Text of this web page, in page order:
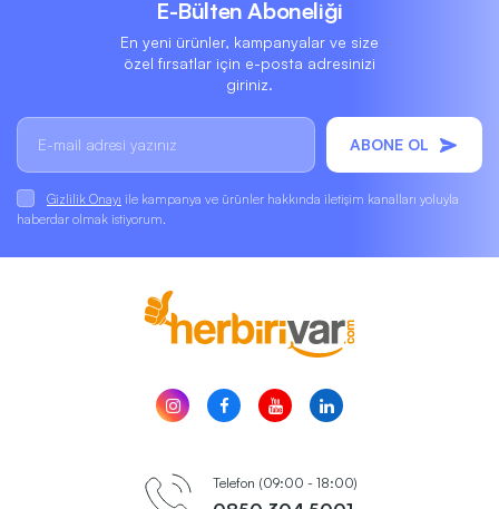
E-Bülten Aboneliği
En yeni ürünler, kampanyalar ve size
özel fırsatlar için e-posta adresinizi
giriniz.
ABONE OL
Gizlilik Onayı ile kampanya ve ürünler hakkında iletişim kanalları yoluyla
haberdar olmak istiyorum.
Telefon (09:00 - 18:00)